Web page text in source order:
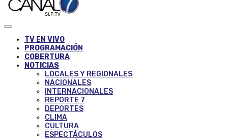
TV EN VIVO
PROGRAMACIÓN
COBERTURA
NOTICIAS
LOCALES Y REGIONALES
NACIONALES
INTERNACIONALES
REPORTE 7
DEPORTES
CLIMA
CULTURA
ESPECTÁCULOS